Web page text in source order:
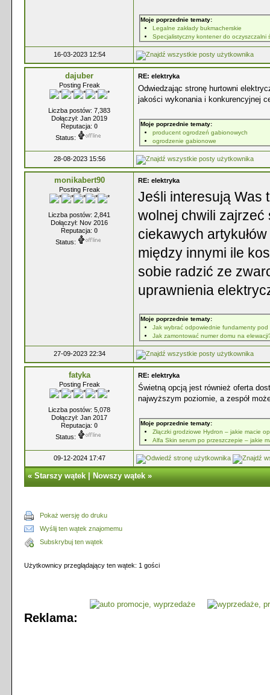
Moje poprzednie tematy:
Legalne zakłady bukmacherskie
Specjalistyczny kontener do oczyszczalni
16-03-2023 12:54
dajuber
Posting Freak
Liczba postów: 7,383
Dołączył: Jan 2019
Reputacja: 0
Status:
RE: elektryka
Odwiedzając stronę hurtowni
jakości wykonania i konkurencyjnej
Moje poprzednie tematy:
producent ogrodzeń gabionowych
ogrodzenie gabionowe
28-08-2023 15:56
monikabert90
Posting Freak
Liczba postów: 2,841
Dołączył: Nov 2016
Reputacja: 0
Status:
RE: elektryka
Jeśli interesują Was
wolnej chwili
ciekawych
między innymi ile
sobie radzić ze
uprawnienia
Moje poprzednie tematy:
Jak wybrać odpowiednie fundamenty
Jak zamontować numer domu na
27-09-2023 22:34
fatyka
Posting Freak
Liczba postów: 5,078
Dołączył: Jan 2017
Reputacja: 0
Status:
RE: elektryka
Świetną opcją jest również oferta
najwyższym poziomie, a zespół
Moje poprzednie tematy:
Złączki grodziowe Hydron – jakie macie
Alfa Skin serum po przeszczepie – jakie
09-12-2024 17:47
«Starszy wątek|Nowszy wątek»
Pokaż wersję do druku
Wyślij ten wątek znajomemu
Subskrybuj ten wątek
Użytkownicy przeglądający ten wątek: 1 gości
Reklama: